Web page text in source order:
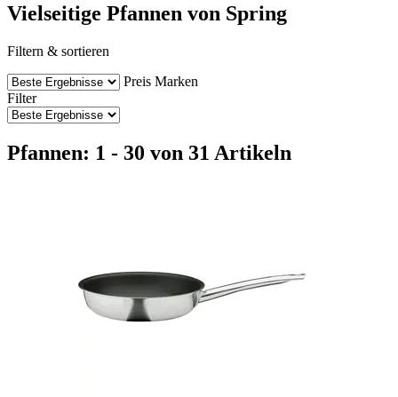
Vielseitige Pfannen von Spring
Filtern & sortieren
Preis Marken
Filter
Pfannen: 1 - 30 von 31 Artikeln